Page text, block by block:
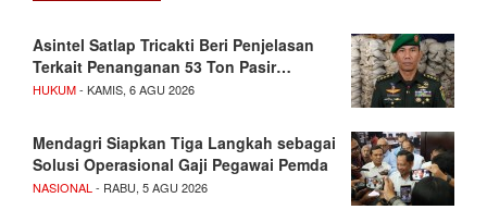
Asintel Satlap Tricakti Beri Penjelasan
Terkait Penanganan 53 Ton Pasir…
HUKUM- KAMIS, 6 AGU 2026
Mendagri Siapkan Tiga Langkah sebagai
Solusi Operasional Gaji Pegawai Pemda
NASIONAL - RABU, 5 AGU 2026